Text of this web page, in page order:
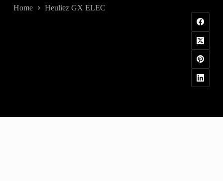
Home Heuliez GX ELEC